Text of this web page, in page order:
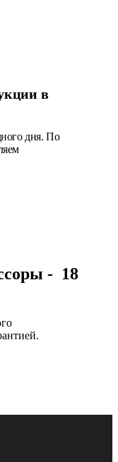
в
дня. По
- 18